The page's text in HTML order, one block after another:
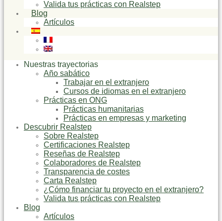
Valida tus prácticas con Realstep
Blog
Artículos
Nuestras trayectorias
Año sabático
Trabajar en el extranjero
Cursos de idiomas en el extranjero
Prácticas en ONG
Prácticas humanitarias
Prácticas en empresas y marketing
Descubrir Realstep
Sobre Realstep
Certificaciones Realstep
Reseñas de Realstep
Colaboradores de Realstep
Transparencia de costes
Carta Realstep
¿Cómo financiar tu proyecto en el extranjero?
Valida tus prácticas con Realstep
Blog
Artículos